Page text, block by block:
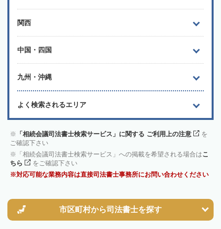
関西
中国・四国
九州・沖縄
よく検索されるエリア
「相続会議司法書士検索サービス」に関する ご利用上の注意
を
ご確認下さい
「相続会議司法書士検索サービス」への掲載を希望される場合はこ
ちら
をご確認下さい
対応可能な業務内容は直接司法書士事務所にお問い合わせください
市区町村から司法書士を探す